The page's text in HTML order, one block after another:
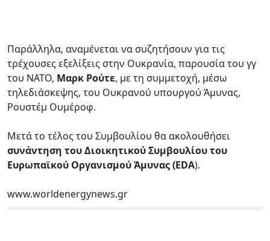
Παράλληλα, αναμένεται να συζητήσουν για τις
τρέχουσες εξελίξεις στην Ουκρανία, παρουσία του γγ
του ΝΑΤΟ, Μαρκ Ρούτε, με τη συμμετοχή, μέσω
τηλεδιάσκεψης, του Ουκρανού υπουργού Άμυνας,
Ρουστέμ Ουμέροφ.
Μετά το τέλος του Συμβουλίου θα ακολουθήσει
συνάντηση του Διοικητικού Συμβουλίου του
Ευρωπαϊκού Οργανισμού Άμυνας (EDA).
www.worldenergynews.gr